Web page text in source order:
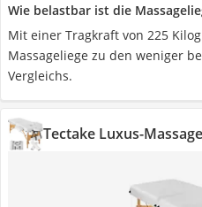
Wie belastbar ist die
Mit einer Tragkraft von 225
Massageliege zu den weniger
Vergleichs.
Tectake Luxus-